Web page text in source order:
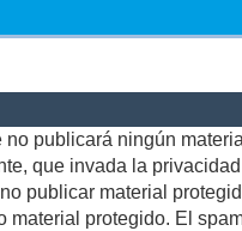
publicará ningún
que invada la
publicar material
protegido. El